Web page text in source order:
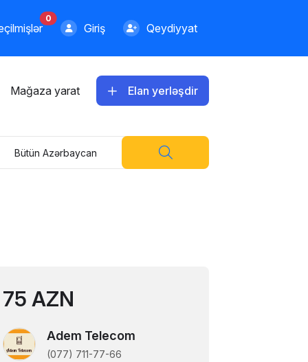
0
Giriş Qeydiyyat
Mağaza yarat Elan yerləşdir
Bütün Azərbaycan
75 AZN
Adem Telecom
(077) 711-77-66